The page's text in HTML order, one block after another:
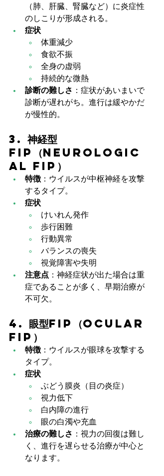
（肺、肝臓、腎臓など）に炎症性
のしこりが形成される。
症状
体重減少
食欲不振
全身の虚弱
持続的な微熱
診断の難しさ ：症状があいまいで
診断が遅れがち。進行は緩やかだ
が慢性的。
3. 神経型
FIP（Neurologic
al FIP）
特徴 ：ウイルスが中枢神経を攻撃
するタイプ。
症状
けいれん発作
歩行困難
行動異常
バランスの喪失
視覚障害や失明
注意点 ：神経症状が出た場合は重
症であることが多く、早期治療が
不可欠。
4. 眼型FIP（Ocular
FIP）
特徴 ：ウイルスが眼球を攻撃する
タイプ。
症状
ぶどう膜炎（目の炎症）
視力低下
白内障の進行
眼の白濁や充血
治療の難しさ ：視力の回復は難し
く、進行を遅らせる治療が中心と
なります。